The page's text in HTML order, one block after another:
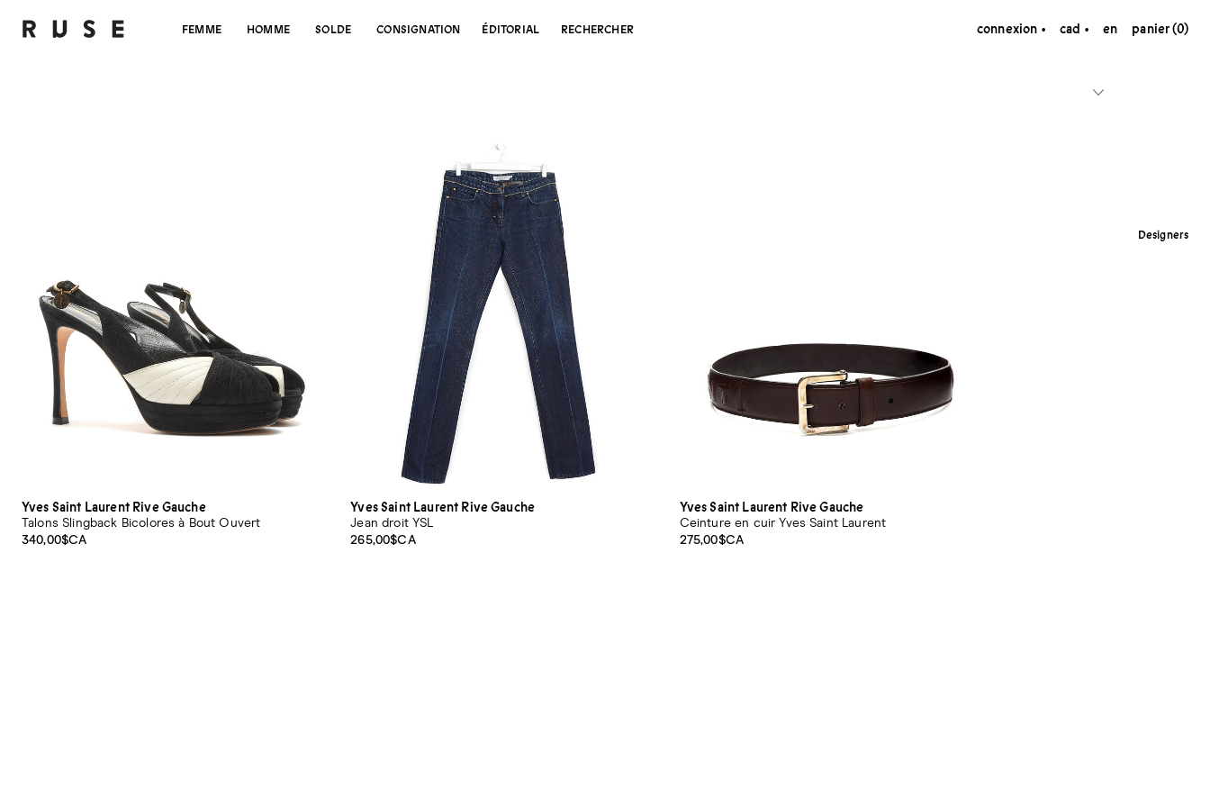
FEMME HOMME SOLDE CONSIGNATION ÉDITORIAL RECHERCHER connexion cad en panier (0)
Designers
Yves Saint Laurent Rive Gauche
Talons Slingback Bicolores à Bout Ouvert
340,00$CA
Yves Saint Laurent Rive Gauche
Jean droit YSL
265,00$CA
Yves Saint Laurent Rive Gauche
Ceinture en cuir Yves Saint Laurent
275,00$CA